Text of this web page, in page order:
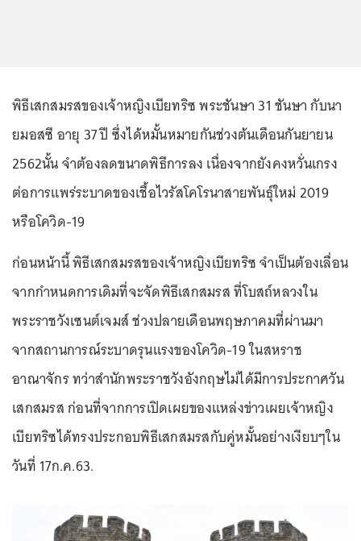
พิธีเสกสมรสของเจ้าหญิงเบียทริซ พระชันษา 31 ชันษา กับนา
ยมอสซี อายุ 37 ปี ซึ่งได้หมั้นหมายกันช่วงต้นเดือนกันยายน
2562นั้น จำต้องลดขนาดพิธีการลง เนื่องจากยังคงหวั่นเกรง
ต่อการแพร่ระบาดของเชื้อไวรัสโคโรนาสายพันธุ์ใหม่ 2019
หรือโควิด-19
ก่อนหน้านี้ พิธีเสกสมรสของเจ้าหญิงเบียทริซ จำเป็นต้องเลื่อน
จากกำหนดการเดิมที่จะจัดพิธีเสกสมรส ที่โบสถ์หลวงใน
พระราชวังเซนต์เจมส์ ช่วงปลายเดือนพฤษภาคมที่ผ่านมา
จากสถานการณ์ระบาดรุนแรงของโควิด-19 ในสหราช
อาณาจักร ทว่าสำนักพระราชวังอังกฤษไม่ได้มีการประกาศวัน
เสกสมรส ก่อนที่จากการเปิดเผยของแหล่งข่าวเผยเจ้าหญิง
เบียทริซได้ทรงประกอบพิธีเสกสมรสกับคู่หมั้นอย่างเงียบๆใน
วันที่ 17ก.ค.63.